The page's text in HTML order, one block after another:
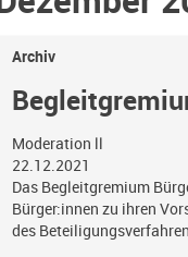
Archiv
Moderation ll
22.12.2021
Das Begleitgremium
Bürger:innen zu ihren
des